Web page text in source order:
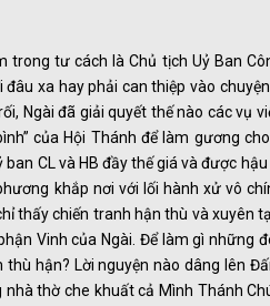
trong tư cách là Chủ tịch Uỷ Ban
đâu xa hay phải can thiệp vào
Ngài đã giải quyết thế nào các vụ
của Hội Thánh để làm gương
ban CL và HB đầy thế giá và được
khắp nơi với lối hành xử vô
thấy chiến tranh hận thù và xuyên
Vinh của Ngài. Để làm gì những
thù hận? Lời nguyện nào dâng lên
nhà thờ che khuất cả Mình Thánh